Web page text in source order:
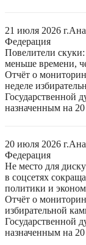
21 июля 2026 г.
Федерация
Повелители
меньше времени,
Отчёт о
неделе
Государственной
назначенным на 20
20 июля 2026 г.
Федерация
Не место для
в соцсетях
политики и
Отчёт о
избирательной
Государственной
назначенным на 20